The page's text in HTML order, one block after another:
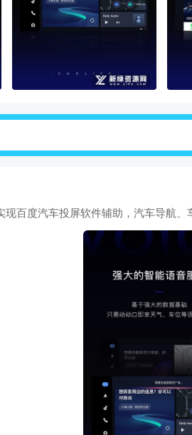
百度汽车投屏软件辅助，汽车导航